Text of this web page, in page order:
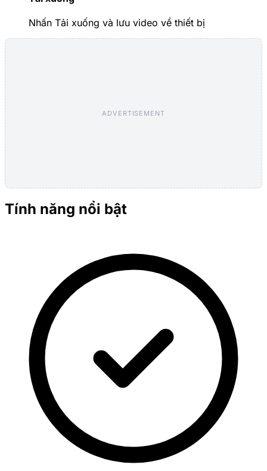
Nhấn Tải xuống và lưu video về thiết bị
ADVERTISEMENT
Tính năng nổi bật